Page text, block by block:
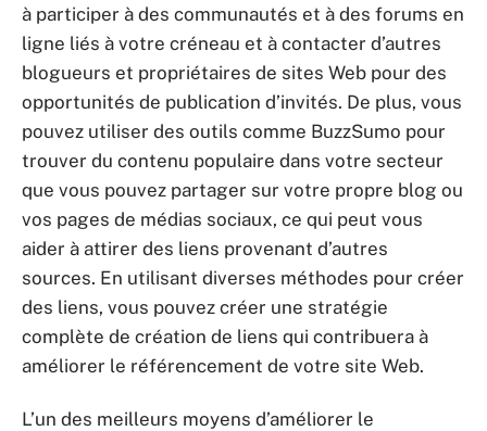
à participer à des communautés et à des forums en
ligne liés à votre créneau et à contacter d’autres
blogueurs et propriétaires de sites Web pour des
opportunités de publication d’invités. De plus, vous
pouvez utiliser des outils comme BuzzSumo pour
trouver du contenu populaire dans votre secteur
que vous pouvez partager sur votre propre blog ou
vos pages de médias sociaux, ce qui peut vous
aider à attirer des liens provenant d’autres
sources. En utilisant diverses méthodes pour créer
des liens, vous pouvez créer une stratégie
complète de création de liens qui contribuera à
améliorer le référencement de votre site Web.
L’un des meilleurs moyens d’améliorer le